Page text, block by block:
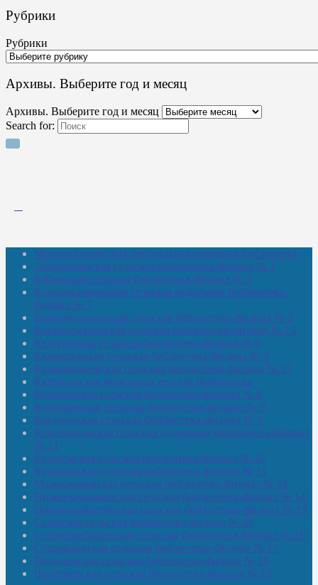
Рубрики
Рубрики
Архивы. Выберите год и месяц
Архивы. Выберите год и месяц
Search for:
Межпоселенческая центральная районная библиотека
Амзибашевская сельская библиотека-филиал № 1
Бабаевская сельская библиотека-филиал № 2
Большекачаковская сельская модельная библиотека-
филиал № 7
Большекуразовская сельская библиотека-филиал № 3
Верхнетыхтемская сельская библиотека-филиал № 15
Калегинская сельская библиотека-филиал № 6
Калмашевская сельская библиотека-филиал № 5
Калмиябашевская сельская библиотека-филиал № 13
Калтасинская модельная детская библиотека
Кельтеевская сельская библиотека-филиал № 8
Киебаковская сельская библиотека-филиал № 9
Кокушевская сельская библиотека-филиал № 4
Краснохолмская сельская модельная библиотека-филиал
№ 21
Кутеремская сельская библиотека-филиал № 22
Кучашевская сельская библиотека-филиал № 11
Малокачаковская сельская библиотека-филиал № 12
Нижнекачмашевская сельская библиотека-филиал № 14
Новокильбахтинская сельская библиотека-филиал № 19
Сазовская сельская библиотека-филиал № 20
Староорьебашевская сельская библиотека-филиал № 16
Старояшевская сельская библиотека-филиал № 17
Тюльдинская сельская библиотека-филиал № 18
Чилибеевская сельская библиотека-филиал № 10